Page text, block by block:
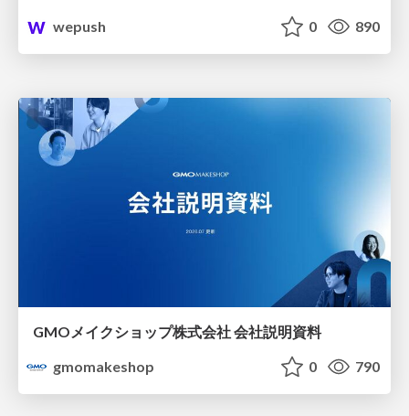
wepush 0 890
GMOメイクショップ株式会社 会社説明資料
gmomakeshop
0 790